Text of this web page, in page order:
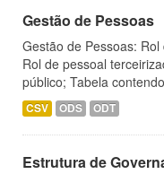
Gestão de Pessoas
Gestão de Pessoas:
Rol de pessoal
público; Tabela
CSV ODS ODT
Estrutura de